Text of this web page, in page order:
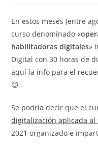
entrada:
En estos meses (entre
curso denominado «
habilitadoras digitales»
Digital con 30 horas de
aquí la info para el
😉
Se podría decir que el
digitalización aplicada
2021 organizado e